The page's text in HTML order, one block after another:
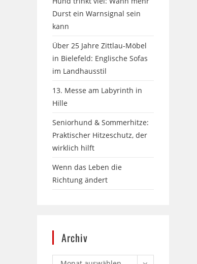
Durst ein Warnsignal sein
kann
Über 25 Jahre Zittlau-Möbel
in Bielefeld: Englische Sofas
im Landhausstil
13. Messe am Labyrinth in
Hille
Seniorhund & Sommerhitze:
Praktischer Hitzeschutz, der
wirklich hilft
Wenn das Leben die
Richtung ändert
Archiv